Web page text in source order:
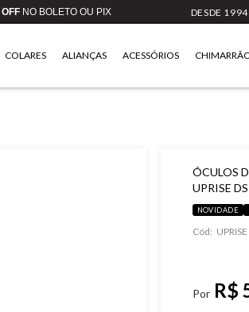
NO BOLETO OU PIX DESDE 1994
COLARES ALIANÇAS ACESSÓRIOS
ÓCULOS
UPRISE
NOVIDADE
Cód:
R$